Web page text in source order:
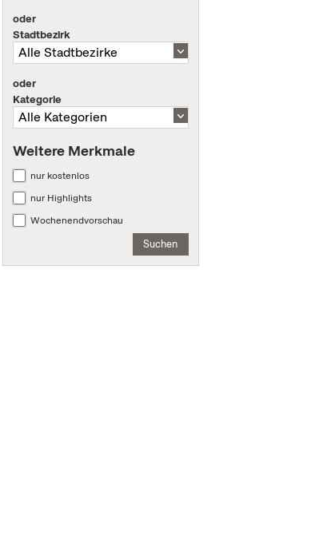
oder
Stadtbezirk
oder
Kategorie
Weitere Merkmale
nur kostenlos
nur Highlights
Wochenendvorschau
Suchen